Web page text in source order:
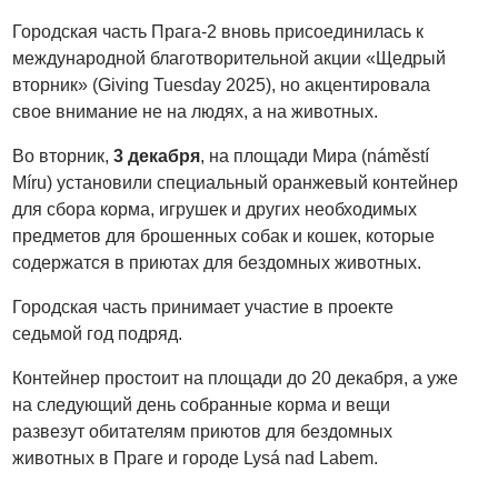
Городская часть Прага-2 вновь присоединилась к
международной благотворительной акции «Щедрый
вторник» (Giving Tuesday 2025), но акцентировала
свое внимание не на людях, а на животных.
Во вторник,3 декабря, на площади Мира (náměstí
Míru) установили специальный оранжевый контейнер
для сбора корма, игрушек и других необходимых
предметов для брошенных собак и кошек, которые
содержатся в приютах для бездомных животных.
Городская часть принимает участие в проекте
седьмой год подряд.
Контейнер простоит на площади до 20 декабря, а уже
на следующий день собранные корма и вещи
развезут обитателям приютов для бездомных
животных в Праге и городе Lysá nad Labem.